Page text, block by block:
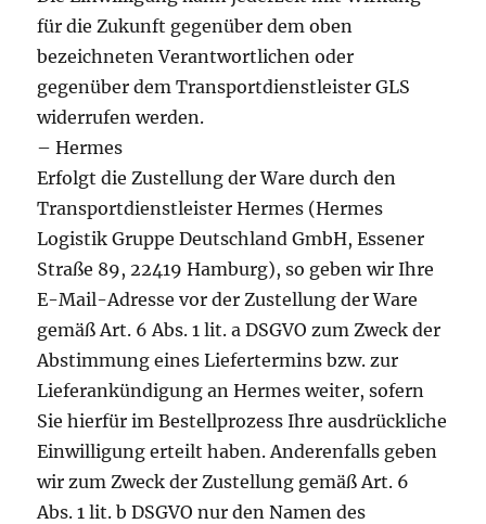
für die Zukunft gegenüber dem oben
bezeichneten Verantwortlichen oder
gegenüber dem Transportdienstleister GLS
widerrufen werden.
– Hermes
Erfolgt die Zustellung der Ware durch den
Transportdienstleister Hermes (Hermes
Logistik Gruppe Deutschland GmbH, Essener
Straße 89, 22419 Hamburg), so geben wir Ihre
E-Mail-Adresse vor der Zustellung der Ware
gemäß Art. 6 Abs. 1 lit. a DSGVO zum Zweck der
Abstimmung eines Liefertermins bzw. zur
Lieferankündigung an Hermes weiter, sofern
Sie hierfür im Bestellprozess Ihre ausdrückliche
Einwilligung erteilt haben. Anderenfalls geben
wir zum Zweck der Zustellung gemäß Art. 6
Abs. 1 lit. b DSGVO nur den Namen des